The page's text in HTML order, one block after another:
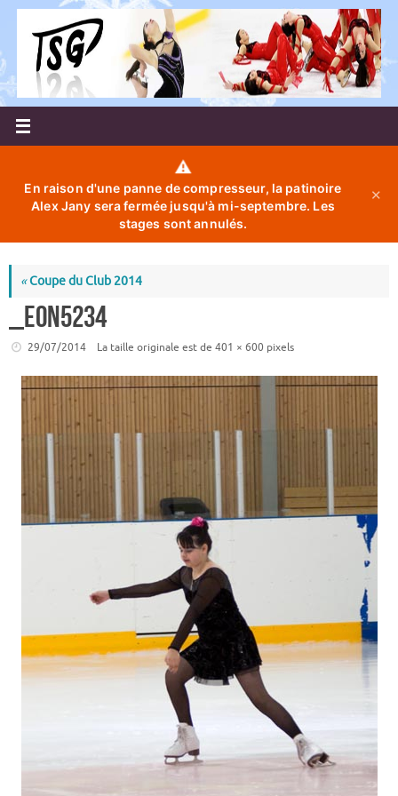
Passer
contenu
⚠️
En raison d'une panne de compresseur, la patinoire
Alex Jany sera fermée jusqu'à mi-septembre. Les
stages sont annulés.
✕
«Coupe du Club 2014
_EON5234
29/07/2014 La taille originale est de 401 × 600 pixels